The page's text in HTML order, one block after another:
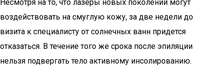
Несмотря на то, что лазеры новых поколений могут
воздействовать на смуглую кожу, за две недели до
визита к специалисту от солнечных ванн придется
отказаться. В течение того же срока после эпиляции
нельзя подвергать тело активному инсолированию.